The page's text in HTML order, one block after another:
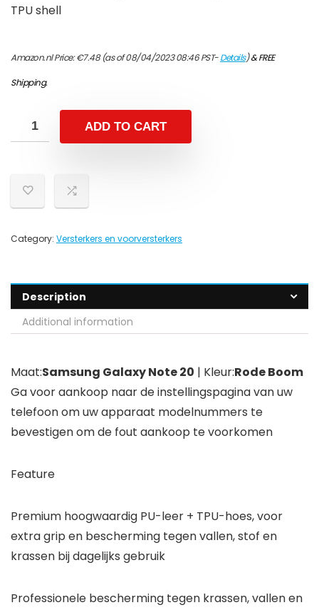
TPU shell
Amazon.nl Price:€7.48(as of 08/04/2023 08:46 PST-Details)&FREE
Shipping.
ADD TO CART
Category: Versterkers en voorversterkers
Description
Additional information
Maat:Samsung Galaxy Note 20 | Kleur:Rode Boom
Ga voor aankoop naar de instellingspagina van uw
telefoon om uw apparaat modelnummers te
bevestigen om de fout aankoop te voorkomen
Feature
Premium hoogwaardig PU-leer + TPU-hoes, voor
extra grip en bescherming tegen vallen, stof en
krassen bij dagelijks gebruik
Professionele bescherming tegen krassen, vallen en